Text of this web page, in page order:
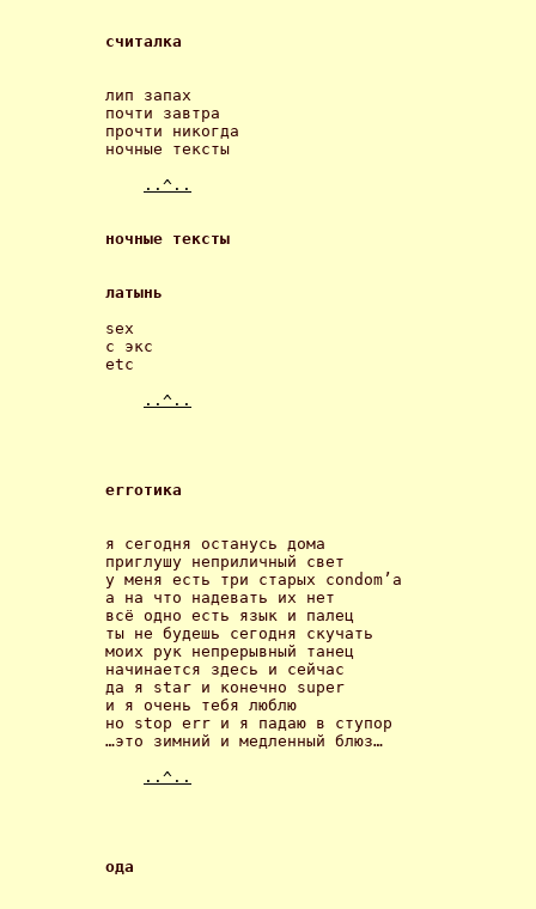
считалка
лип запах
почти завтра
прочти никогда
ночные тексты
..^..
ночные тексты
латынь
sex
с экс
etc
..^..
errотика
я сегодня останусь дома
приглушу неприличный свет
у меня есть три старых condom’а
а на что надевать их нет
всё одно есть язык и палец
ты не будешь сегодня скучать
моих рук непрерывный танец
начинается здесь и сейчас
да я star и конечно super
и я очень тебя люблю
но stop err и я падаю в ступор
…это зимний и медленный блюз…
..^..
ода